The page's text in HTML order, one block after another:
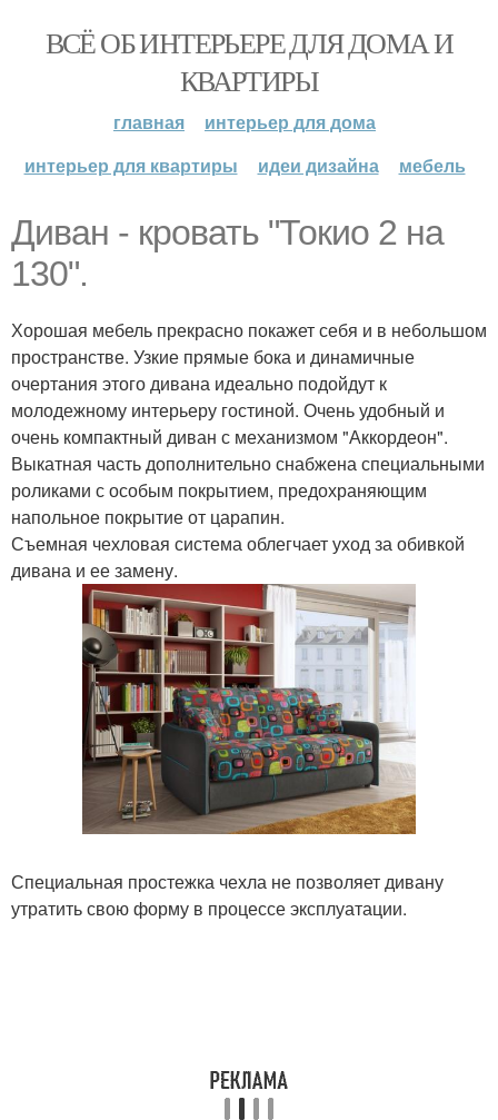
ВСЁ ОБ ИНТЕРЬЕРЕ ДЛЯ ДОМА И
КВАРТИРЫ
главная
интерьер для дома
интерьер для квартиры
идеи дизайна мебель
Диван - кровать "Токио 2 на
130".
Хорошая мебель прекрасно покажет себя и в небольшом
пространстве. Узкие прямые бока и динамичные
очертания этого дивана идеально подойдут к
молодежному интерьеру гостиной. Очень удобный и
очень компактный диван с механизмом "Аккордеон".
Выкатная часть дополнительно снабжена специальными
роликами с особым покрытием, предохраняющим
напольное покрытие от царапин.
Съемная чехловая система облегчает уход за обивкой
дивана и ее замену.
Специальная простежка чехла не позволяет дивану
утратить свою форму в процессе эксплуатации.